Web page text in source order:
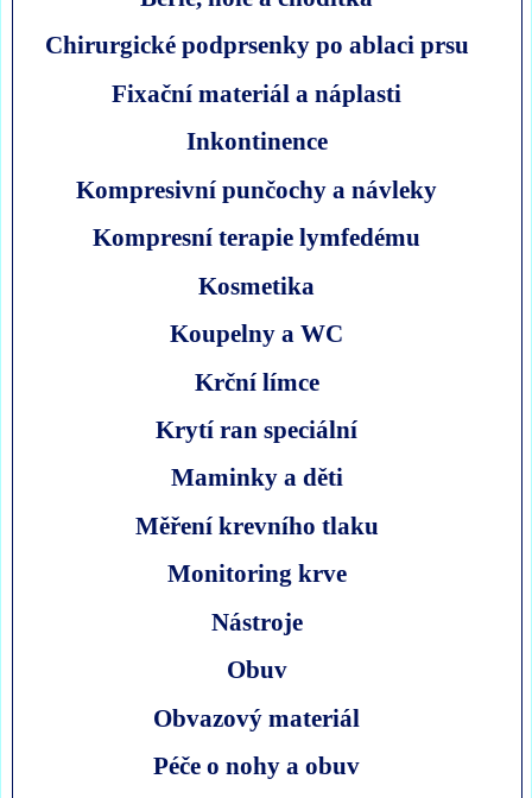
Chirurgické podprsenky po ablaci prsu
Fixační materiál a náplasti
Inkontinence
Kompresivní punčochy a návleky
Kompresní terapie lymfedému
Kosmetika
Koupelny a WC
Krční límce
Krytí ran speciální
Maminky a děti
Měření krevního tlaku
Monitoring krve
Nástroje
Obuv
Obvazový materiál
Péče o nohy a obuv